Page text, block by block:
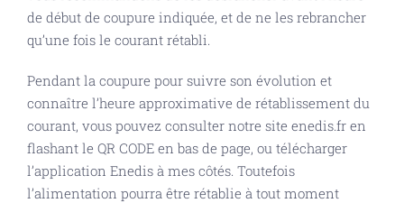
de début de coupure indiquée, et de ne les rebrancher
qu’une fois le courant rétabli.
Pendant la coupure pour suivre son évolution et
connaître l’heure approximative de rétablissement du
courant, vous pouvez consulter notre site enedis.fr en
flashant le QR CODE en bas de page, ou télécharger
l’application Enedis à mes côtés. Toutefois
l’alimentation pourra être rétablie à tout moment